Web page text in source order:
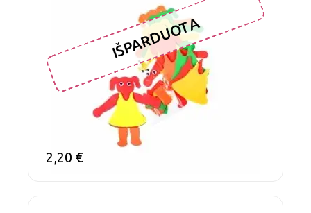
2,20 €
IŠPARDUOTA